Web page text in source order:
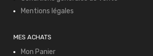
Mentions légales
MES ACHATS
Mon Panier